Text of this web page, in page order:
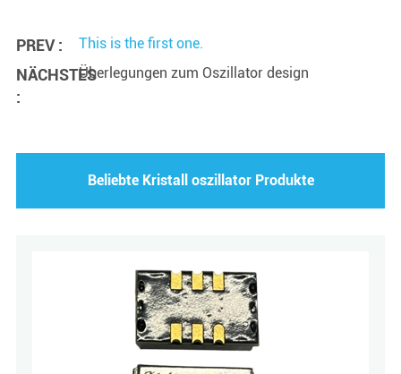
PREV : This is the first one.
NÄCHSTES
:
Überlegungen zum Oszillator design
Beliebte Kristall oszillator Produkte